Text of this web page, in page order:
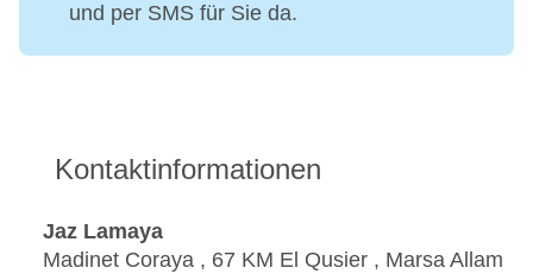
und per SMS für Sie da.
Kontaktinformationen
Jaz Lamaya
Madinet Coraya , 67 KM El Qusier , Marsa Allam